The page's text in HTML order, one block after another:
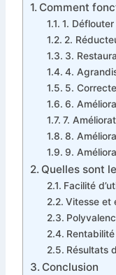
Comment
1.
2.
3.
4.
5.
6.
7.
8.
9.
Quelles sont
Facilité
Vitesse et
Rentabilité
Résultats
Conclusion